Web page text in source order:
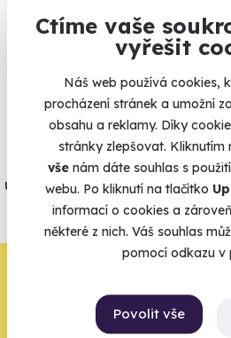
Ctíme vaše
vyřešit
Náš web používá cookies,
procházení stránek a umožní
obsahu a reklamy. Díky
stránky zlepšovat. Kliknutím
vše nám dáte souhlas s
webu. Po kliknutí na tlačítko
informací o cookies a
některé z nich. Váš souhlas
pomocí odkazu v
Povolit vše
Co si o nás myslí
Zobraz ohlasy
Vše umíme pojistit
Jeden nikdy neví. Máme
úrazové pojištění z nabídky
agentur.
Vše o pojištění
zbytek